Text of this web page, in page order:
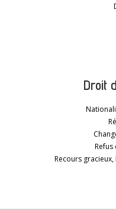
Droit
Refus
Recours